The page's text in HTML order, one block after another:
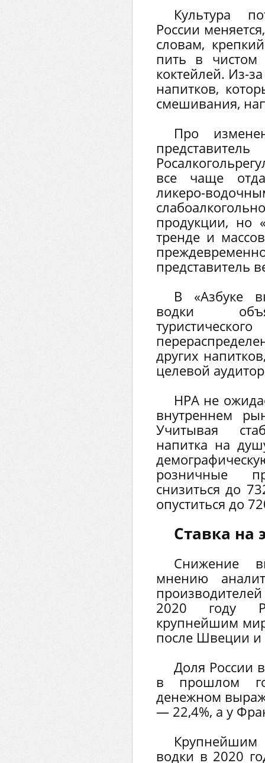
Культура
России
словам,
пить в
коктейлей. Из-
напитков,
смешивания,
Про
представитель
все чаще
ликеро-
продукции, но
тренде и
представитель
В «Азбуке
водки
других
целевой
НРА не
внутреннем
Учитывая
напитка на
розничные
снизиться до
опуститься до
Ставка на
Снижение
мнению
2020 году
крупнейшим
после Швеции
Доля России
в прошлом
денежном
— 22,4%, а у
Крупнейшим
водки в 2020